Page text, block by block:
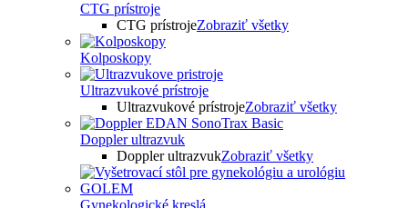
CTG prístroje
CTG prístrojeZobraziť všetky
Kolposkopy
Ultrazvukové prístroje
Ultrazvukové prístrojeZobraziť všetky
Doppler ultrazvuk
Doppler ultrazvukZobraziť všetky
Gynekologické kreslá